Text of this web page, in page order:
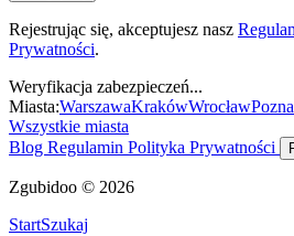
Rejestrując się, akceptujesz nasz
Prywatności.
Weryfikacja zabezpieczeń...
Miasta:WarszawaKrakówWrocław
Wszystkie miasta
Blog Regulamin Polityka Prywatności
Zgubidoo © 2026
StartSzukaj